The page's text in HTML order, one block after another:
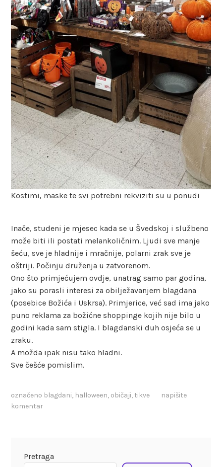
Kostimi, maske te svi potrebni rekviziti su u ponudi
Inače, studeni je mjesec kada se u Švedskoj i službeno
može biti ili postati melankoličnim. Ljudi sve manje
šeću, sve je hladnije i mračnije, polarni zrak sve je
oštriji. Počinju druženja u zatvorenom.
Ono što primjećujem ovdje, unatrag samo par godina,
jako su porasli interesi za obilježavanjem blagdana
(posebice Božića i Uskrsa). Primjerice, već sad ima jako
puno reklama za božićne shoppinge kojih nije bilo u
godini kada sam stigla. I blagdanski duh osjeća se u
zraku.
A možda ipak nisu tako hladni.
Sve češće pomislim.
označeno blagdani, halloween, običaji, tikve
napišite
komentar
Pretraga